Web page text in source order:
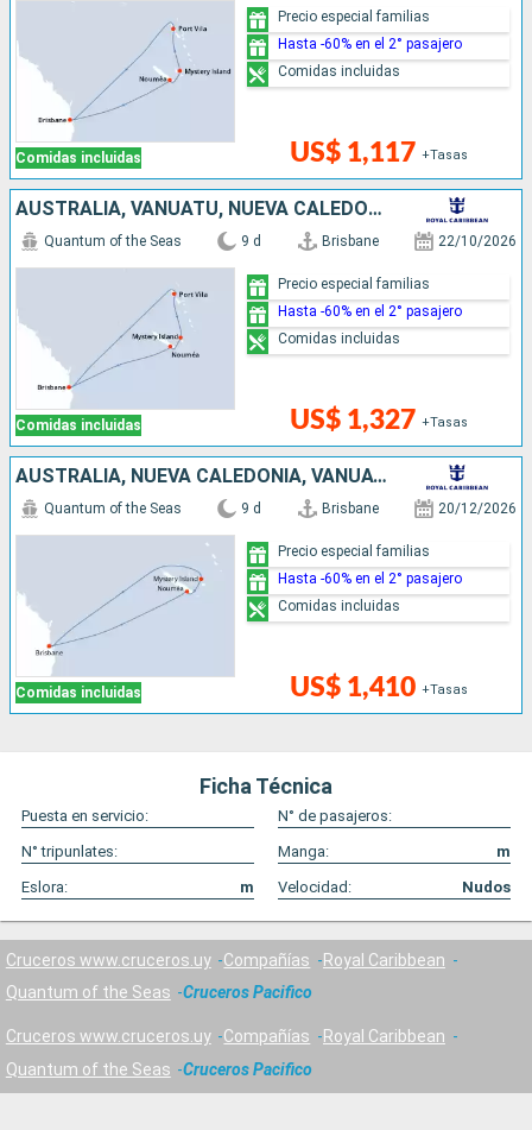
Comidas incluidas US$ 1,117 +Tasas
Precio especial familias
Hasta -60% en el 2° pasajero
Comidas incluidas
AUSTRALIA, VANUATU, NUEVA CALEDONIA
Comidas incluidas
Quantum of the Seas 9 d Brisbane 22/10/2026
US$ 1,327 +Tasas
Precio especial familias
Hasta -60% en el 2° pasajero
Comidas incluidas
AUSTRALIA, NUEVA CALEDONIA, VANUATU
Comidas incluidas
Quantum of the Seas 9 d Brisbane 20/12/2026
US$ 1,410 +Tasas
Precio especial familias
Hasta -60% en el 2° pasajero
Comidas incluidas
Ficha Técnica
Puesta en servicio:
N° de pasajeros:
N° tripunlates:
Manga:
m
Eslora:
m Velocidad: Nudos
Cruceros www.cruceros.uy Compañías
Royal Caribbean
Quantum of the Seas
Cruceros Pacifico
Cruceros www.cruceros.uy Compañías
Royal Caribbean
Quantum of the Seas
Cruceros Pacifico